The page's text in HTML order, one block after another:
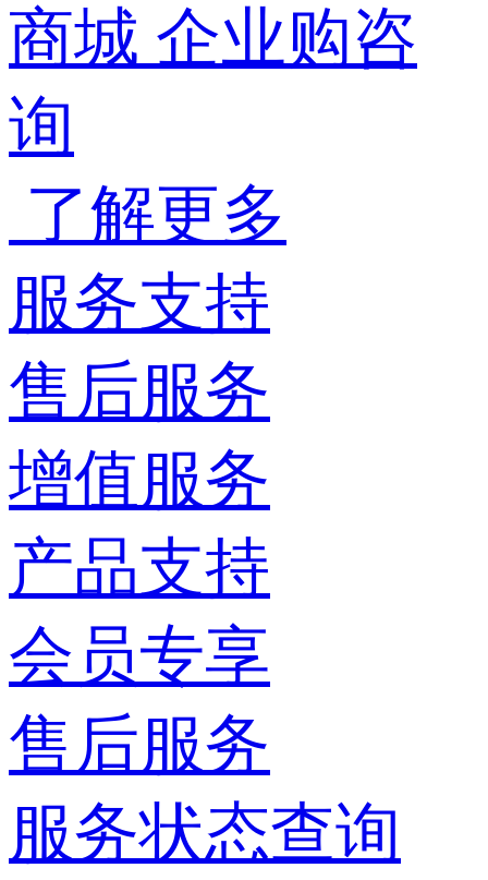
商城 企业购咨
询
了解更多
服务支持
售后服务
增值服务
产品支持
会员专享
售后服务
服务状态查询